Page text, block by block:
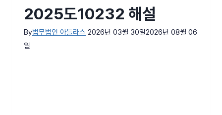
2025도10232 해설
By법무법인 아틀라스 2026년 03월 30일2026년 08월 06
일